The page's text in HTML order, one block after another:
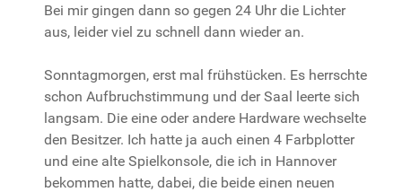
Bei mir gingen dann so gegen 24 Uhr die Lichter
aus, leider viel zu schnell dann wieder an.
Sonntagmorgen, erst mal frühstücken. Es herrschte
schon Aufbruchstimmung und der Saal leerte sich
langsam. Die eine oder andere Hardware wechselte
den Besitzer. Ich hatte ja auch einen 4 Farbplotter
und eine alte Spielkonsole, die ich in Hannover
bekommen hatte, dabei, die beide einen neuen